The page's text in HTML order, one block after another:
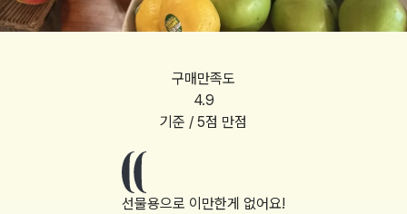
구매만족도
4.9
기준 / 5점 만점
선물용으로 이만한게 없어요!